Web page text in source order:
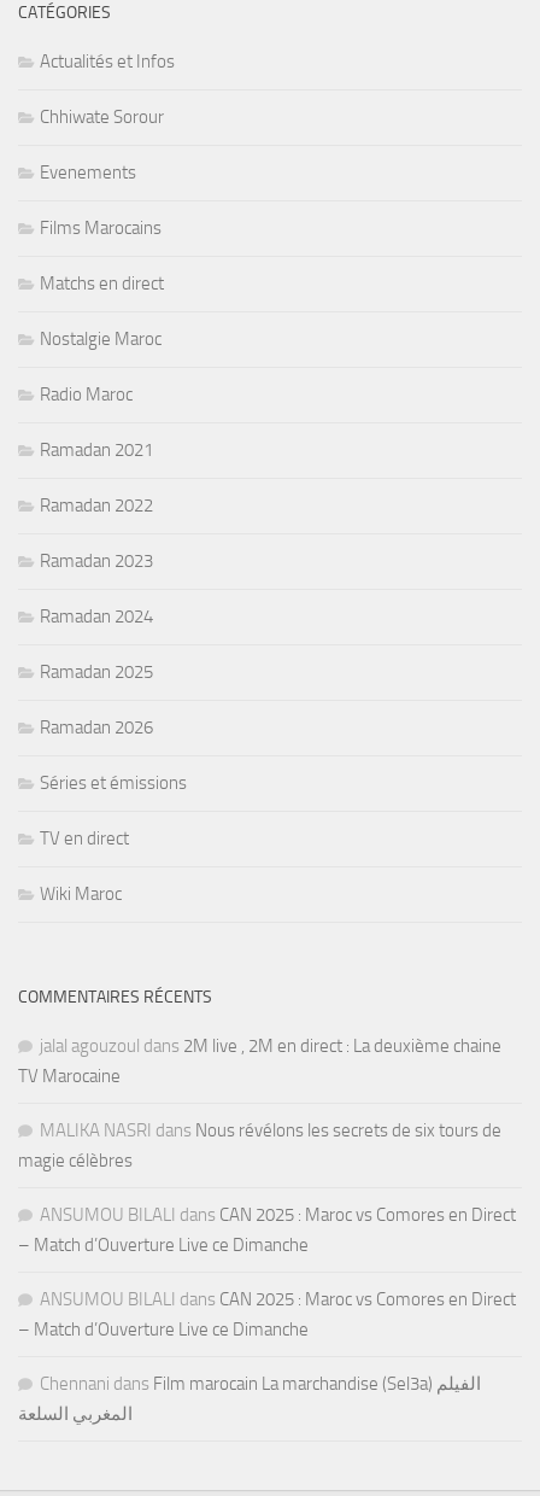
CATÉGORIES
Actualités et Infos
Chhiwate Sorour
Evenements
Films Marocains
Matchs en direct
Nostalgie Maroc
Radio Maroc
Ramadan 2021
Ramadan 2022
Ramadan 2023
Ramadan 2024
Ramadan 2025
Ramadan 2026
Séries et émissions
TV en direct
Wiki Maroc
COMMENTAIRES RÉCENTS
jalal agouzoul dans 2M live , 2M en direct : La deuxième chaine
TV Marocaine
MALIKA NASRI dans Nous révélons les secrets de six tours de
magie célèbres
ANSUMOU BILALI dans CAN 2025 : Maroc vs Comores en Direct
– Match d’Ouverture Live ce Dimanche
ANSUMOU BILALI dans CAN 2025 : Maroc vs Comores en Direct
– Match d’Ouverture Live ce Dimanche
Chennani dans Film marocain La marchandise (Sel3a) الفيلم
المغربي السلعة